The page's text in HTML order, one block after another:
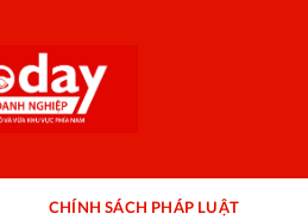
CHÍNH SÁCH PHÁP LUẬT